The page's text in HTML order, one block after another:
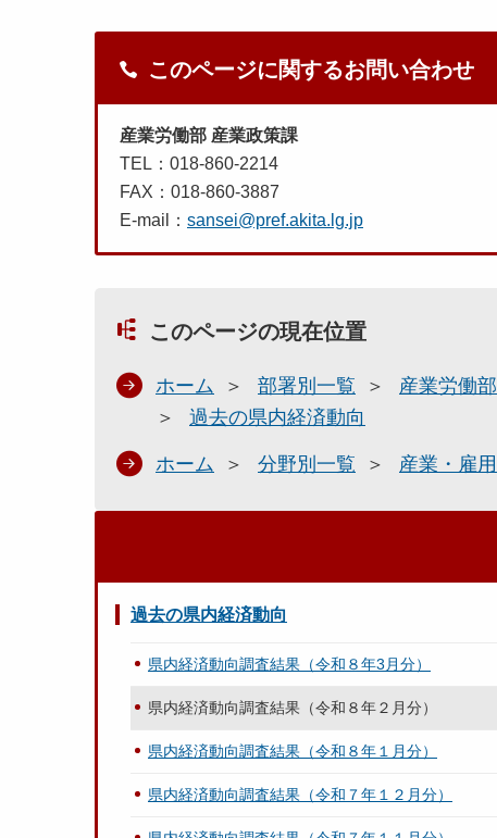
このページに関するお問い合わせ
産業労働部 産業政策課
TEL：018-860-2214
FAX：018-860-3887
E-mail： sansei@pref.akita.lg.jp
このページの現在位置
ホーム 部署別一覧 産業労働部
過去の県内経済動向
ホーム 分野別一覧 産業・雇用
過去の県内経済動向
県内経済動向調査結果（令和８年3月分）
県内経済動向調査結果（令和８年２月分）
県内経済動向調査結果（令和８年１月分）
県内経済動向調査結果（令和７年１２月分）